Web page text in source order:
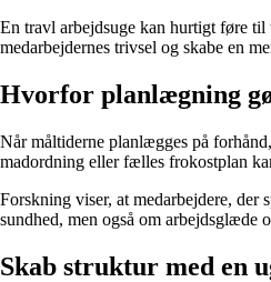
En travl arbejdsuge kan hurtigt føre
medarbejdernes trivsel og skabe en
Hvorfor planlægning
Når måltiderne planlægges på
madordning eller fælles frokostplan
Forskning viser, at medarbejdere,
sundhed, men også om arbejdsglæde
Skab struktur med en